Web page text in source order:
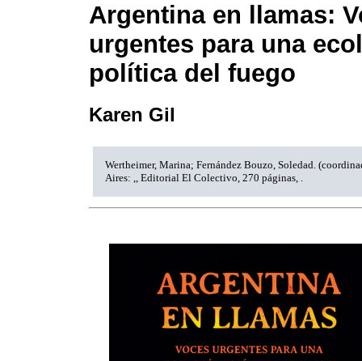
Argentina en llamas:
urgentes para una
política del fuego
Karen Gil
Wertheimer, Marina; Fernández Bouzo, Soledad.
Aires: ,, Editorial El Colectivo, 270 páginas, .